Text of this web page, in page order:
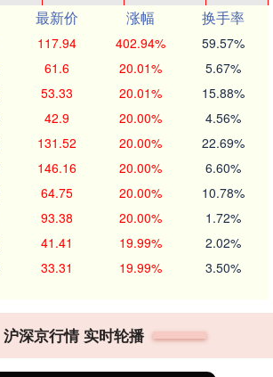
最新价 涨幅
换手率
117.94 402.94% 59.57%
61.6 20.01% 5.67%
53.33 20.01% 15.88%
42.9 20.00% 4.56%
131.52 20.00% 22.69%
146.16 20.00% 6.60%
64.75 20.00% 10.78%
93.38 20.00% 1.72%
41.41 19.99% 2.02%
33.31 19.99% 3.50%
沪深京行情 实时轮播